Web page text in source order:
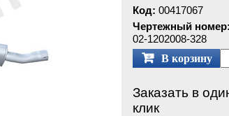
Код: 00417067
Чертежный номер:
02-1202008-328
В корзину
Заказать в
клик